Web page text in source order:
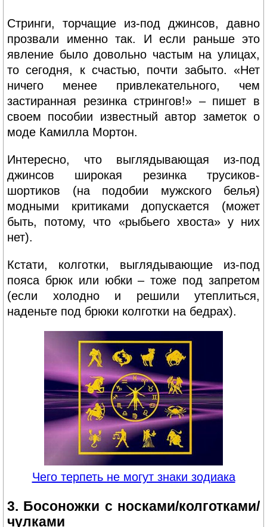
Стринги, торчащие из-под джинсов, давно
прозвали именно так. И если раньше это
явление было довольно частым на улицах,
то сегодня, к счастью, почти забыто. «Нет
ничего менее привлекательного, чем
застиранная резинка стрингов!» – пишет в
своем пособии известный автор заметок о
моде Камилла Мортон.
Интересно, что выглядывающая из-под
джинсов широкая резинка трусиков-
шортиков (на подобии мужского белья)
модными критиками допускается (может
быть, потому, что «рыбьего хвоста» у них
нет).
Кстати, колготки, выглядывающие из-под
пояса брюк или юбки – тоже под запретом
(если холодно и решили утеплиться,
наденьте под брюки колготки на бедрах).
Чего терпеть не могут знаки зодиака
3. Босоножки с носками/колготками/
чулками